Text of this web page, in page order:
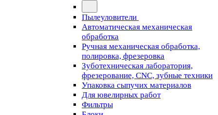
Пылеуловители
Автоматическая механическая
обработка
Ручная механическая обработка,
полировка, фрезеровка
Зуботехническая лаборатория,
фрезерование, CNC, зубные техники
Упаковка сыпучих материалов
Для ювелирных работ
Фильтры